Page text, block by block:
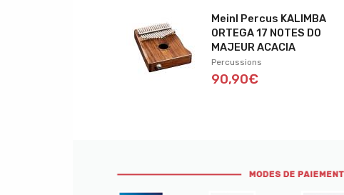
Meinl Percus KALIMBA
ORTEGA 17 NOTES DO
MAJEUR ACACIA
Percussions
90,90€